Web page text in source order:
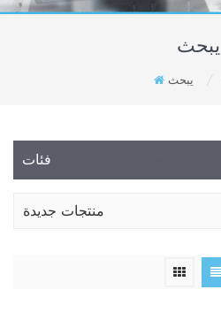
يبحث
يبحث
فئات
منتجات جديدة